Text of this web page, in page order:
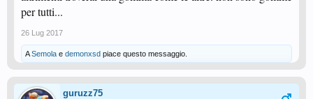
per tutti...
26 Lug 2017
ASemola e demonxsd piace questo messaggio.
guruzz75